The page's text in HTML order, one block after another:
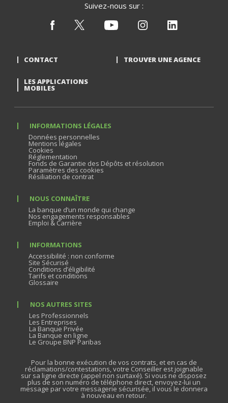
Suivez-nous sur :
CONTACT TROUVER UNE AGENCE
LES APPLICATIONS
MOBILES
INFORMATIONS LÉGALES
Données personnelles
Mentions légales
Cookies
Réglementation
Fonds de Garantie des Dépôts et résolution
Paramètres des cookies
Résiliation de contrat
NOUS CONNAÎTRE
La banque d’un monde qui change
Nos engagements responsables
Emploi & Carrière
INFORMATIONS
Accessibilité : non conforme
Site Sécurisé
Conditions d’éligibilité
Tarifs et conditions
Glossaire
NOS AUTRES SITES
Les Professionnels
Les Entreprises
La Banque Privée
La Banque en ligne
Le Groupe BNP Paribas
Pour la bonne exécution de vos contrats, et en cas de
réclamations/contestations, votre Conseiller est joignable
sur sa ligne directe (appel non surtaxé). Si vous ne disposez
plus de son numéro de téléphone direct, envoyez-lui un
message par votre messagerie sécurisée, il vous le donnera
à nouveau en retour.